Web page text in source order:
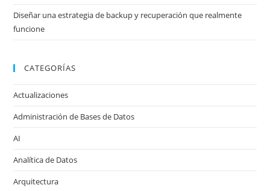
Diseñar una estrategia de backup y recuperación que realmente
funcione
CATEGORÍAS
Actualizaciones
Administración de Bases de Datos
AI
Analítica de Datos
Arquitectura